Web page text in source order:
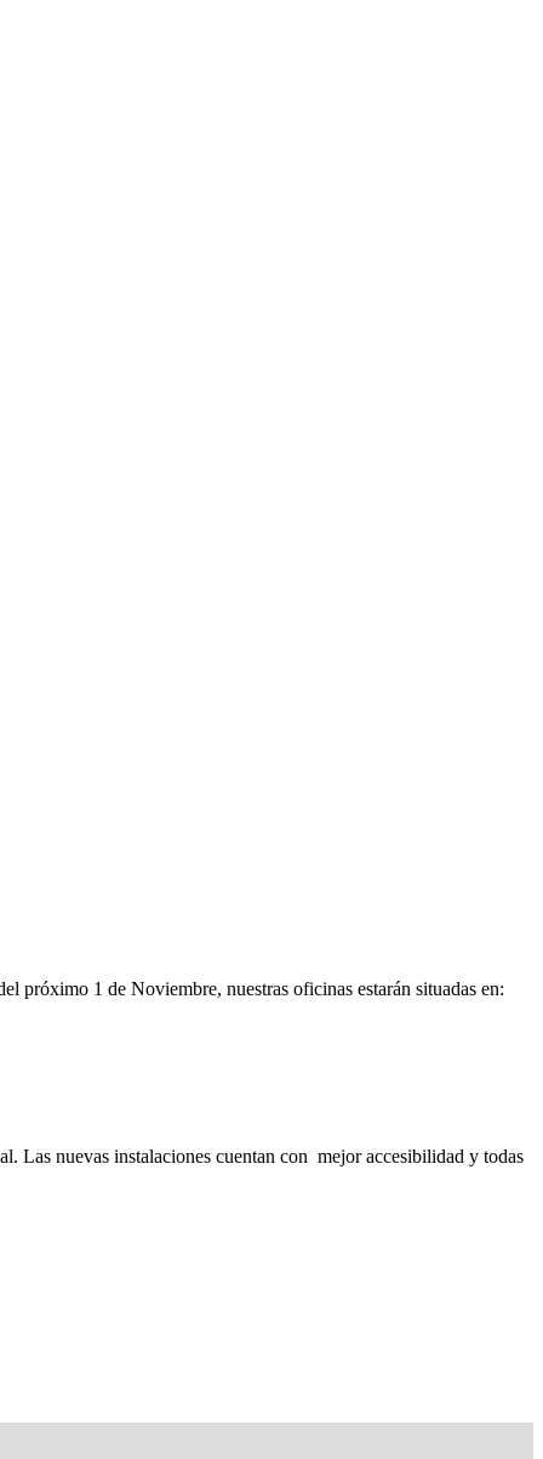
próximo 1 de Noviembre, nuestras oficinas estarán situadas en:
Las nuevas instalaciones cuentan con mejor accesibilidad y todas